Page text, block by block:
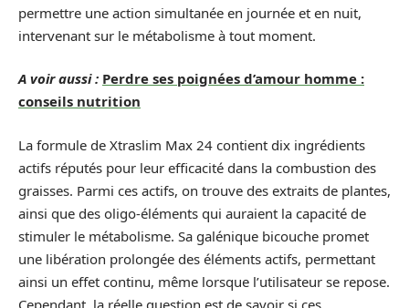
permettre une action simultanée en journée et en nuit,
intervenant sur le métabolisme à tout moment.
A voir aussi : Perdre ses poignées d’amour homme :
conseils nutrition
La formule de Xtraslim Max 24 contient dix ingrédients
actifs réputés pour leur efficacité dans la combustion des
graisses. Parmi ces actifs, on trouve des extraits de plantes,
ainsi que des oligo-éléments qui auraient la capacité de
stimuler le métabolisme. Sa galénique bicouche promet
une libération prolongée des éléments actifs, permettant
ainsi un effet continu, même lorsque l’utilisateur se repose.
Cependant, la réelle question est de savoir si ces